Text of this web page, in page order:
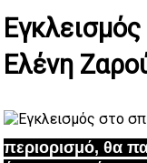
Ελένη
περιορισμό, θα